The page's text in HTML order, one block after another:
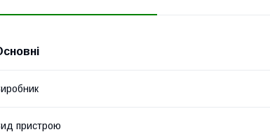
пристрою